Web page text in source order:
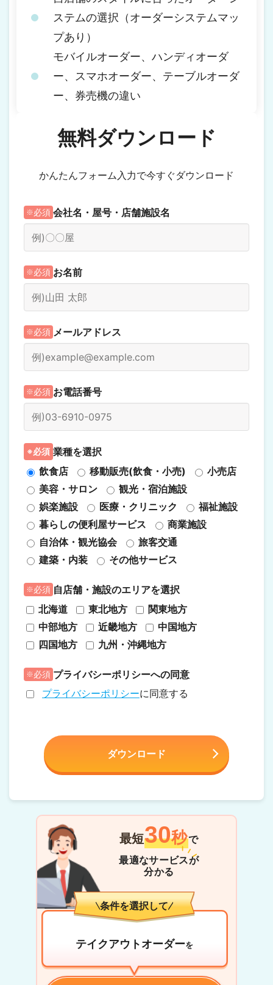
ステムの選択（オーダーシステムマッ
プあり）
モバイルオーダー、ハンディオーダ
ー、スマホオーダー、テーブルオーダ
ー、券売機の違い
無料ダウンロード
かんたんフォーム入力で今すぐダウンロード
必須 会社名・屋号・店舗施設名
必須 お名前
必須 メールアドレス
必須 お電話番号
必須 業種を選択
飲食店
移動販売(飲食・小売)
小売店
美容・サロン
観光・宿泊施設
娯楽施設
医療・クリニック
福祉施設
暮らしの便利屋サービス
商業施設
自治体・観光協会
旅客交通
建築・内装
その他サービス
必須 自店舗・施設のエリアを選択
北海道
東北地方
関東地方
中部地方
近畿地方
中国地方
四国地方
九州・沖縄地方
必須 プライバシーポリシーへの同意
プライバシーポリシーに同意する
最短30秒で
最適なサービスが
分かる
条件を選択して
テイクアウトオーダーを